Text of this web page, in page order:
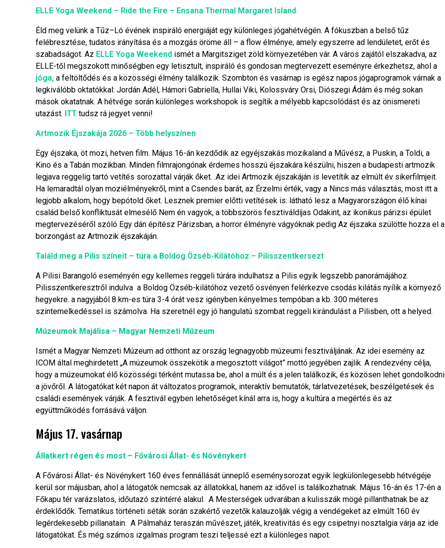
ELLE Yoga Weekend – Ride the Fire – Ensana Thermal Margaret Island
Éld meg velünk a Tűz–Ló évének inspiráló energiáját egy különleges jógahétvégén. A fókuszban a belső tűz
felébresztése, tudatos irányítása és a mozgás öröme áll – a flow élménye, amely egyszerre ad lendületet, erőt és
szabadságot. Az ELLE Yoga Weekend ismét a Margitsziget zöld környezetében vár. A város zajától elszakadva, az
ELLE-től megszokott minőségben egy letisztult, inspiráló és gondosan megtervezett eseményre érkezhetsz, ahol a
jóga, a feltöltődés és a közösségi élmény találkozik. Szombton és vasárnap is egész napos jógaprogramok várnak a
legkiválóbb oktatókkal: Jordán Adél, Hámori Gabriella, Hullai Viki, Kolossváry Orsi, Diószegi Ádám és még sokan
mások okatatnak. A hétvége során különleges workshopok is segítik a mélyebb kapcsolódást és az önismereti
utazást. ITT tudsz rá jegyet venni!
Artmozik Éjszakája 2026 – Több helyszínen
Egy éjszaka, öt mozi, hetven film. Május 16-án kezdődik az egyéjszakás mozikaland a Művész, a Puskin, a Toldi, a
Kino és a Tabán mozikban. Minden filmrajongónak érdemes hosszú éjszakára készülni, hiszen a budapesti artmozik
legjava reggelig tartó vetítés sorozattal várják őket. .Az idei Artmozik éjszakáján is levetítik az elmúlt év sikerfilmjeit.
Ha lemaradtál olyan moziélményekről, mint a Csendes barát, az Érzelmi érték, vagy a Nincs más választás, most itt a
legjobb alkalom, hogy bepótold őket. Lesznek premier előtti vetítések is: látható lesz a Magyarországon élő kínai
család belső konfliktusát elmesélő Nem én vagyok, a többszörös fesztiváldíjas Odakint, az ikonikus párizsi épület
megtervezéséről szóló Egy dán építész Párizsban, a horror élményre vágyóknak pedig Az éjszaka szülötte hozza el a
borzongást az Artmozik éjszakáján.
Találd meg a Pilis színeit – túra a Boldog Özséb-Kilátóhoz – Pilisszentkersezt
A Pilisi Barangoló eseményén egy kellemes reggeli túrára indulhatsz a Pilis egyik legszebb panorámájához.
Pilisszentkeresztről indulva a Boldog Özséb-kilátóhoz vezető ösvényen felérkezve csodás kilátás nyílik a környező
hegyekre. a nagyjából 8 km-es túra 3-4 órát vesz igényben kényelmes tempóban a kb. 300 méteres
szintemelkedéssel is számolva. Ha szeretnél egy jó hangulatú szombat reggeli kirándulást a Pilisben, ott a helyed.
Múzeumok Majálisa – Magyar Nemzeti Múzeum
Ismét a Magyar Nemzeti Múzeum ad otthont az ország legnagyobb múzeumi fesztiváljának. Az idei esemény az
ICOM által meghirdetett „A múzeumok összekötik a megosztott világot” mottó jegyében zajlik. A rendezvény célja,
hogy a múzeumokat élő közösségi térként mutassa be, ahol a múlt és a jelen találkozik, és közösen lehet gondolkodni
a jövőről. A látogatókat két napon át változatos programok, interaktív bemutatók, tárlatvezetések, beszélgetések és
családi események várják. A fesztivál egyben lehetőséget kínál arra is, hogy a kultúra a megértés és az
együttműködés forrásává váljon.
Május 17. vasárnap
Állatkert régen és most – Fővárosi Állat- és Növénykert
A Fővárosi Állat- és Növénykert 160 éves fennállását ünneplő eseménysorozat egyik legkülönlegesebb hétvégéje
kerül sor májusban, ahol a látogatók nemcsak az állatokkal, hanem az idővel is találkozhatnak. Május 16-án és 17-én a
Főkapu tér varázslatos, időutazó színtérré alakul. A Mesterségek udvarában a kulisszák mögé pillanthatnak be az
érdeklődők. Tematikus történeti séták során szakértő vezetők kalauzolják végig a vendégeket az elmúlt 160 év
legérdekesebb pillanatain. A Pálmaház teraszán művészet, játék, kreativitás és egy csipetnyi nosztalgia várja az ide
látogatókat. És még számos izgalmas program teszi teljessé ezt a különleges napot.